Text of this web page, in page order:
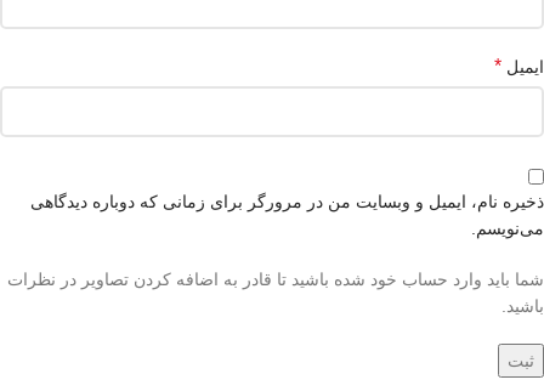
ایمیل *
ذخیره نام، ایمیل و وبسایت من در مرورگر برای زمانی که دوباره دیدگاهی
می‌نویسم.
شما باید وارد حساب خود شده باشید تا قادر به اضافه کردن تصاویر در نظرات
باشید.